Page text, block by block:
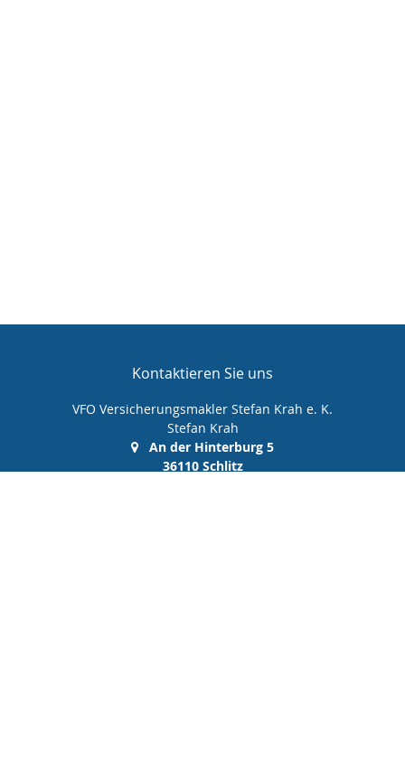
Kontaktieren Sie uns
VFO Versicherungsmakler Stefan Krah e. K.
Stefan Krah
An der Hinterburg 5
36110 Schlitz